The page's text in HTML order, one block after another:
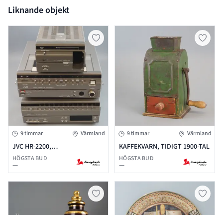
Liknande objekt
9 timmar Värmland
JVC HR-2200,
VIDEOBANDSPELARE, TIDIGT
1980-TAL
HÖGSTA BUD
—
9 timmar Värmland
KAFFEKVARN, TIDIGT 1900-TAL
HÖGSTA BUD
—